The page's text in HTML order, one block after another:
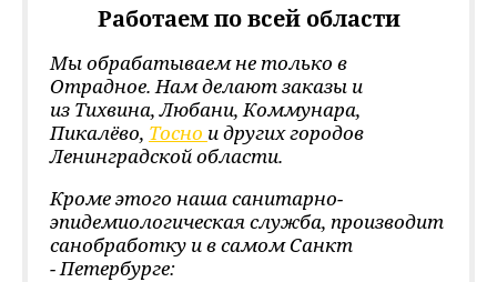
Работаем по всей области
Мы обрабатываем не только в
Отрадное. Нам делают заказы и
из Тихвина, Любани, Коммунара,
Пикалёво, Тосно и других городов
Ленинградской области.
Кроме этого наша санитарно-
эпидемиологическая служба, производит
санобработку и в самом Санкт
- Петербурге: